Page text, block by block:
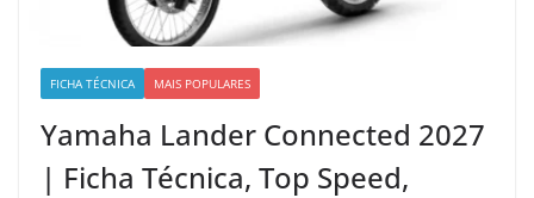
FICHA TÉCNICA MAIS POPULARES
Yamaha Lander Connected 2027
| Ficha Técnica, Top Speed,